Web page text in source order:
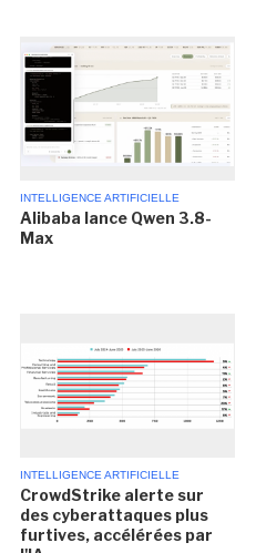
INTELLIGENCE ARTIFICIELLE
Alibaba lance Qwen 3.8-
Max
INTELLIGENCE ARTIFICIELLE
CrowdStrike alerte sur
des cyberattaques plus
furtives, accélérées par